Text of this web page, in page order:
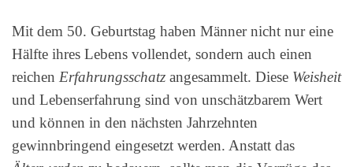
Mit dem 50. Geburtstag haben Männer nicht nur eine
Hälfte ihres Lebens vollendet, sondern auch einen
reichen Erfahrungsschatz angesammelt. Diese Weisheit
und Lebenserfahrung sind von unschätzbarem Wert
und können in den nächsten Jahrzehnten
gewinnbringend eingesetzt werden. Anstatt das